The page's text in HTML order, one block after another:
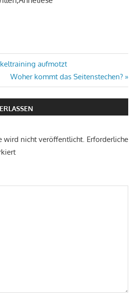
aufmotzt
Nächster
Beitrag:
Woher kommt das Seitenstechen?
wird nicht veröffentlicht. Erforderliche